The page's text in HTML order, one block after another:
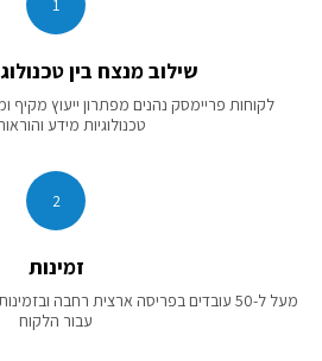
שילוב מנצח בין
לקוחות פריימסק נהנים מפתרון ייעוץ מקיף
טכנולוגיות מידע
2
זמינות
מעל ל-50 עובדים בפריסה ארצית רחבה
עבור הלקוח